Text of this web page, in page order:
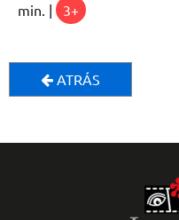
min. |
3+
ATRÁS